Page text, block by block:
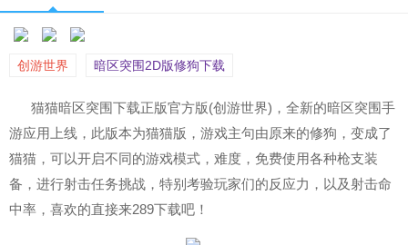
创游世界 暗区突围2D版修狗下载
猫猫暗区突围下载正版官方版(创游世界)，全新的暗区突围手
游应用上线，此版本为猫猫版，游戏主句由原来的修狗，变成了
猫猫，可以开启不同的游戏模式，难度，免费使用各种枪支装
备，进行射击任务挑战，特别考验玩家们的反应力，以及射击命
中率，喜欢的直接来289下载吧！